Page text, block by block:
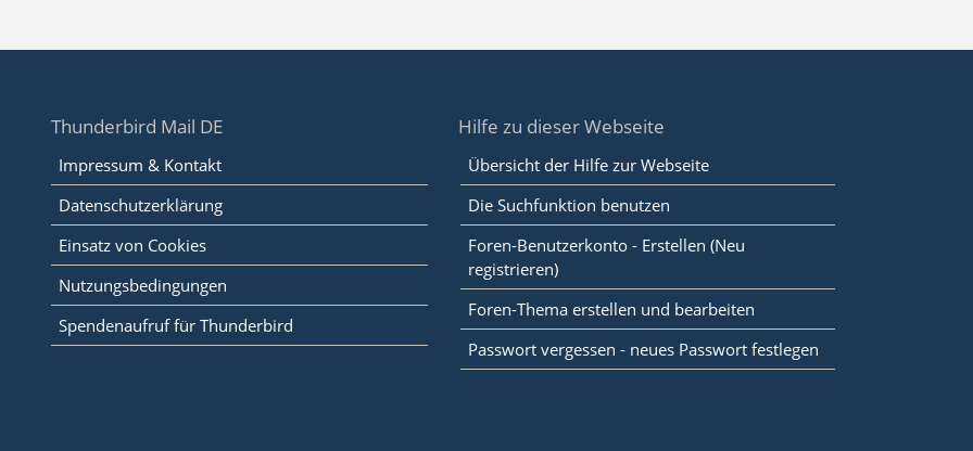
Thunderbird Mail DE
Impressum & Kontakt
Datenschutzerklärung
Einsatz von Cookies
Nutzungsbedingungen
Spendenaufruf für Thunderbird
Hilfe zu dieser Webseite
Übersicht der Hilfe zur Webseite
Die Suchfunktion benutzen
Foren-Benutzerkonto - Erstellen (Neu
registrieren)
Foren-Thema erstellen und bearbeiten
Passwort vergessen - neues Passwort festlegen